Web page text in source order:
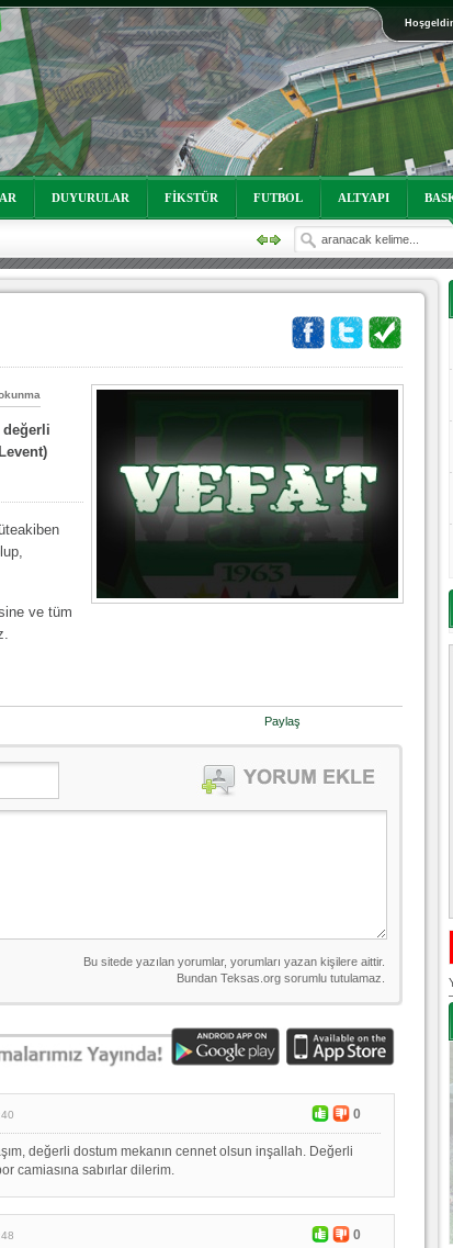
DUYURULAR FİKSTÜR FUTBOL ALTYAPI
ve tüm
Paylaş
0
değerli dostum mekanın cennet olsun inşallah. Değerli
camiasına sabırlar dilerim.
0
- -
Bursaspor - Altınordu